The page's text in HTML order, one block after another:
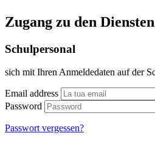
Zugang zu den Diensten
Schulpersonal
sich mit Ihren Anmeldedaten auf der
Email address
Password
Passwort vergessen?